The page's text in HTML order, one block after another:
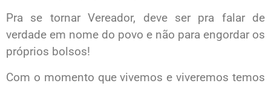
Pra se tornar Vereador, deve ser pra falar de
verdade em nome do povo e não para engordar os
próprios bolsos!
Com o momento que vivemos e viveremos temos